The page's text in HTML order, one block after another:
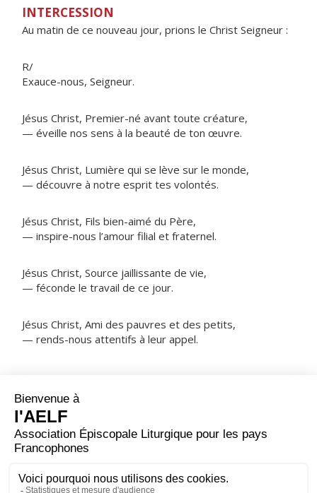
INTERCESSION
Au matin de ce nouveau jour, prions le Christ Seigneur :
R/
Exauce-nous, Seigneur.
Jésus Christ, Premier-né avant toute créature,
— éveille nos sens à la beauté de ton œuvre.
Jésus Christ, Lumière qui se lève sur le monde,
— découvre à notre esprit tes volontés.
Jésus Christ, Fils bien-aimé du Père,
— inspire-nous l’amour filial et fraternel.
Jésus Christ, Source jaillissante de vie,
— féconde le travail de ce jour.
Jésus Christ, Ami des pauvres et des petits,
— rends-nous attentifs à leur appel.
ORAISON
Dieu qui ne cesses de créer l’univers, tu as voulu
associer l’homme à ton ouvrage ; regarde le travail que
notre vie, qu’il soit utile à ceux dont nous avons la